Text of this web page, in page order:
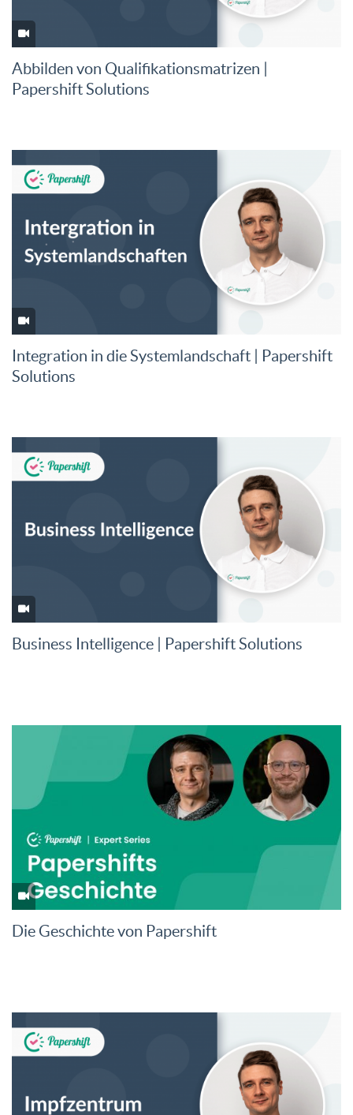
Abbilden von Qualifikationsmatrizen |
Papershift Solutions
Integration in die Systemlandschaft | Papershift
Solutions
Business Intelligence | Papershift Solutions
Die Geschichte von Papershift